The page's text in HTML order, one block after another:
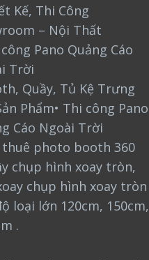
Kế, Thi Công
– Nội Thất
Pano Quảng Cáo
Trời
Quầy, Tủ Kệ Trưng
Phẩm• Thi công Pano
Cáo Ngoài Trời
thuê photo booth 360
chụp hình xoay tròn,
chụp hình xoay tròn
loại lớn 120cm, 150cm,
.